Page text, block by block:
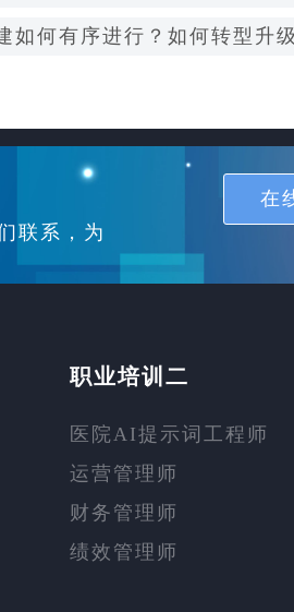
如何有序进行？如何转型升
联系，为
在
职业培训二
医院AI提示词工程师
运营管理师
财务管理师
绩效管理师